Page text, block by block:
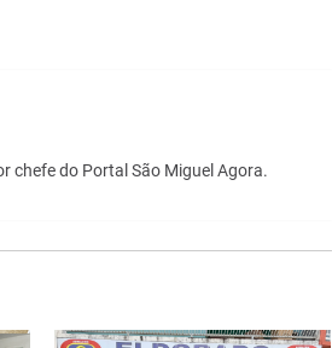
chefe do Portal São Miguel Agora.